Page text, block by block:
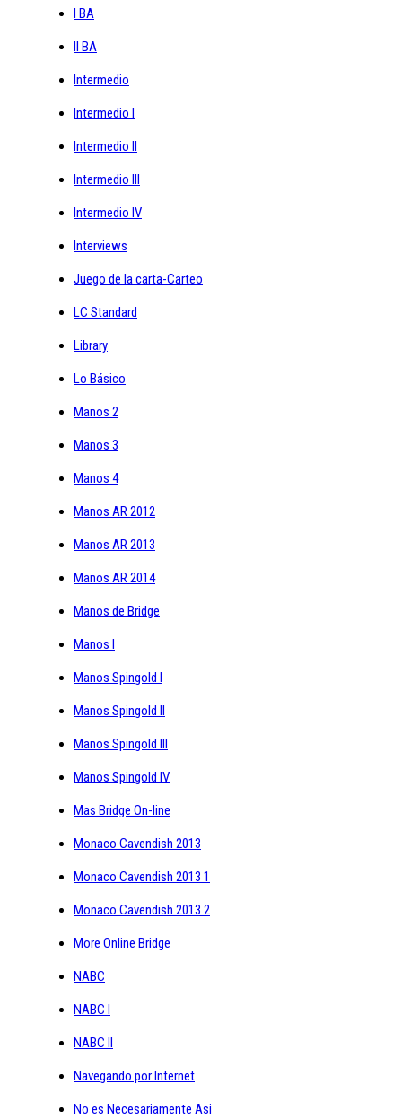
I BA
II BA
Intermedio
Intermedio I
Intermedio II
Intermedio III
Intermedio IV
Interviews
Juego de la carta-Carteo
LC Standard
Library
Lo Básico
Manos 2
Manos 3
Manos 4
Manos AR 2012
Manos AR 2013
Manos AR 2014
Manos de Bridge
Manos I
Manos Spingold I
Manos Spingold II
Manos Spingold III
Manos Spingold IV
Mas Bridge On-line
Monaco Cavendish 2013
Monaco Cavendish 2013 1
Monaco Cavendish 2013 2
More Online Bridge
NABC
NABC I
NABC II
Navegando por Internet
No es Necesariamente Asi